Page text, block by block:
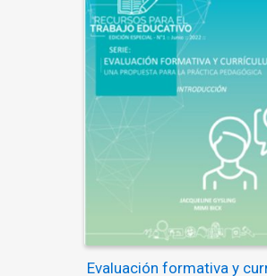
Evaluación formativa y